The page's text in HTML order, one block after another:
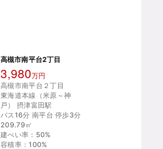
高槻市南平台2丁目
3,980万円
高槻市南平台２丁目
東海道本線（米原～神
戸） 摂津富田駅
バス16分 南平台 停歩3分
209.79㎡
建ぺい率：50%
容積率：100%